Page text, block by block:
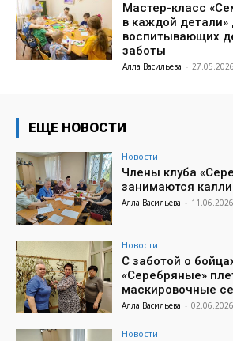
Мастер-класс
в каждой детали»
воспитывающих
заботы
Алла Васильева - 27.05.2026
ЕЩЕ НОВОСТИ
Новости
Члены клуба
занимаются
Алла Васильева - 11.06.2026
Новости
С заботой о
«Серебряные»
маскировочные
Алла Васильева - 02.06.2026
Новости